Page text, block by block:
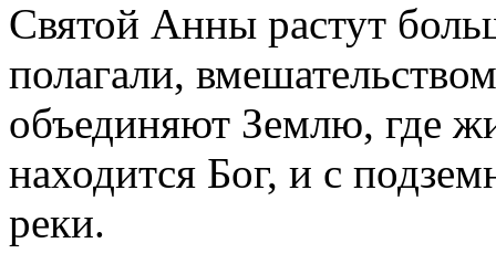
Святой Анны растут
полагали,
объединяют Землю, где
находится Бог, и с
реки.